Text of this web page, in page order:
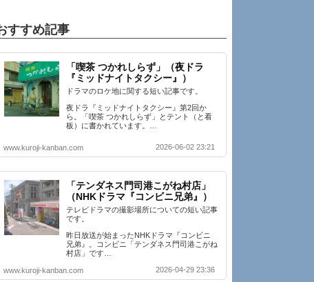
すすめ記事
「喫茶 つかれしらず」（夜ドラ
『ミッドナイトタクシー』）
ドラマのロケ地に関する短い記事です。
夜ドラ『ミッドナイトタクシー』第2回か
ら。「喫茶 つかれしらず」とテント（と看
板）に書かれています。…
www.kuroji-kanban.com 2026-06-02 23:21
「テンダネス門司港こがね村店」
（NHKドラマ『コンビニ兄弟』）
テレビドラマの撮影場所についての短い記事
です。
昨日放送が始まったNHKドラマ『コンビニ
兄弟』。コンビニ「テンダネス門司港こがね
村店」です…
www.kuroji-kanban.com 2026-04-29 23:36